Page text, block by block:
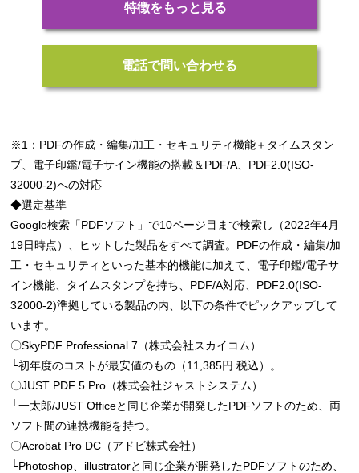
特徴をもっと見る
電話で問い合わせる
※1：PDFの作成・編集/加工・セキュリティ機能＋タイムスタン
プ、電子印鑑/電子サイン機能の搭載＆PDF/A、PDF2.0(ISO-
32000-2)への対応
◆選定基準
Google検索「PDFソフト」で10ページ目まで検索し（2022年4月
19日時点）、ヒットした製品をすべて調査。PDFの作成・編集/加
工・セキュリティといった基本的機能に加えて、電子印鑑/電子サ
イン機能、タイムスタンプを持ち、PDF/A対応、PDF2.0(ISO-
32000-2)準拠している製品の内、以下の条件でピックアップして
います。
〇SkyPDF Professional 7（株式会社スカイコム）
└初年度のコストが最安値のもの（11,385円 税込）。
〇JUST PDF 5 Pro（株式会社ジャストシステム）
└一太郎/JUST Officeと同じ企業が開発したPDFソフトのため、両
ソフト間の連携機能を持つ。
〇Acrobat Pro DC（アドビ株式会社）
└Photoshop、illustratorと同じ企業が開発したPDFソフトのため、